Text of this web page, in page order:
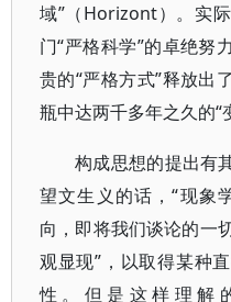
域”（Horizont）。实
门“严格科学”的卓绝努
贵的“严格方式”释放出
瓶中达两千多年之久的“
构成思想的提出有
望文生义的话，“现象
向，即将我们谈论的一
观显现”，以取得某种
性。但是这样理解